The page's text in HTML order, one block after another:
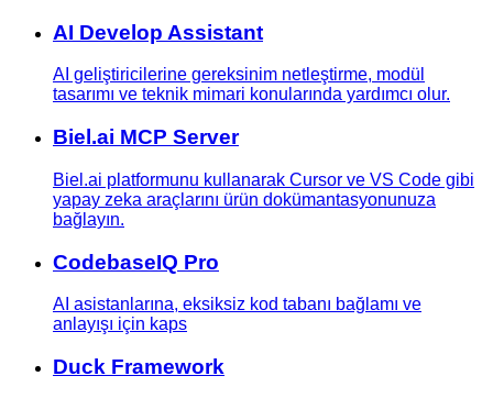
AI Develop Assistant
AI geliştiricilerine gereksinim netleştirme, modül
tasarımı ve teknik mimari konularında yardımcı olur.
Biel.ai MCP Server
Biel.ai platformunu kullanarak Cursor ve VS Code gibi
yapay zeka araçlarını ürün dokümantasyonunuza
bağlayın.
CodebaseIQ Pro
AI asistanlarına, eksiksiz kod tabanı bağlamı ve
anlayışı için kaps
Duck Framework